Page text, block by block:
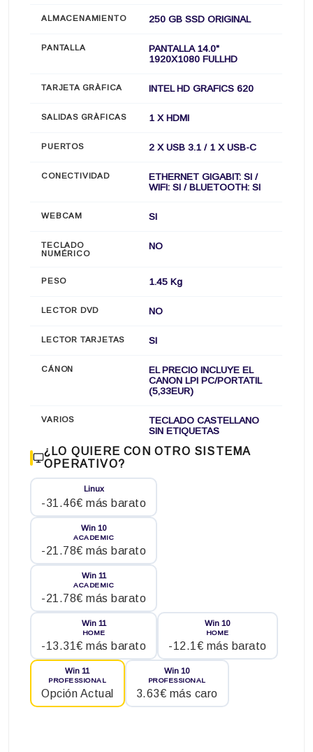
ALMACENAMIENTO 250 GB SSD ORIGINAL
PANTALLA
PANTALLA 14.0"
1920X1080 FULLHD
TARJETA GRÀFICA INTEL HD GRAFICS 620
SALIDAS GRÀFICAS 1 X HDMI
PUERTOS 2 X USB 3.1 / 1 X USB-C
CONECTIVIDAD
ETHERNET GIGABIT: SI /
WIFI: SI / BLUETOOTH: SI
WEBCAM SI
TECLADO
NUMÉRICO
NO
PESO 1.45 Kg
LECTOR DVD NO
LECTOR TARJETAS SI
CÁNON
EL PRECIO INCLUYE EL
CANON LPI PC/PORTATIL
(5,33EUR)
VARIOS
TECLADO CASTELLANO
SIN ETIQUETAS
¿LO QUIERE CON OTRO SISTEMA
OPERATIVO?
Linux
-31.46€ más barato
Win 10
ACADEMIC
-21.78€ más barato
Win 11
ACADEMIC
-21.78€ más barato
Win 11
HOME
-13.31€ más barato
Win 10
HOME
-12.1€ más barato
Win 11
PROFESSIONAL
Opción Actual
Win 10
PROFESSIONAL
3.63€ más caro